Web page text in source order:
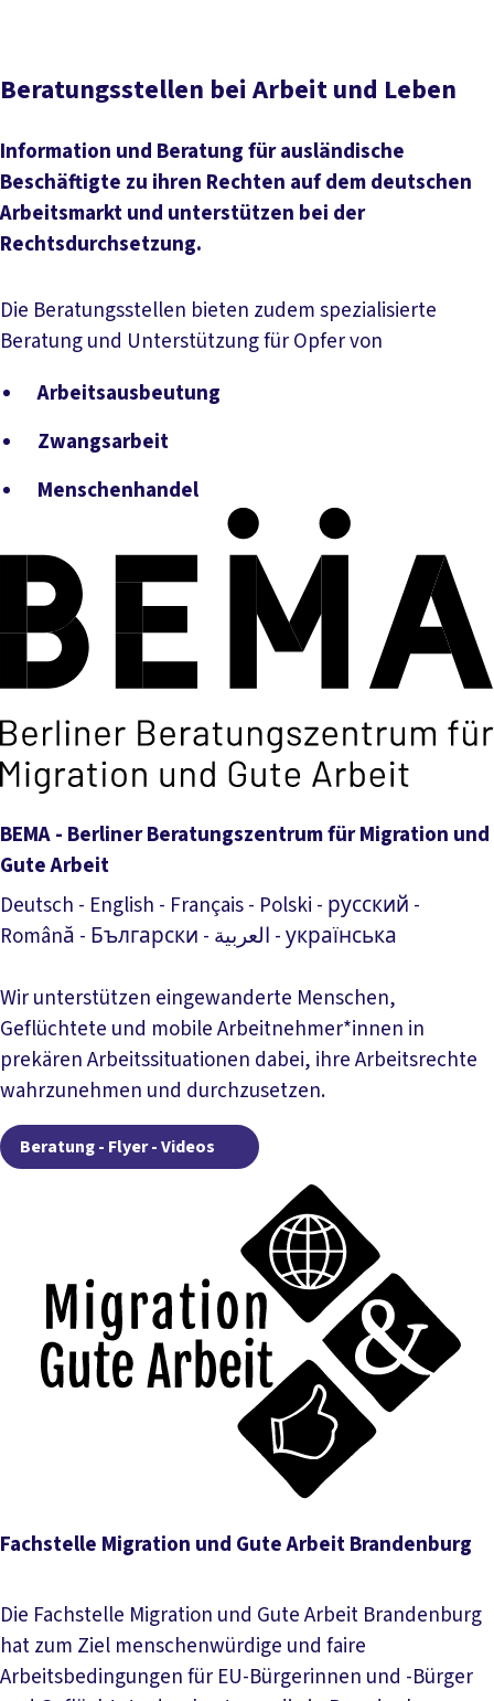
Beratungsstellen bei Arbeit und Leben
Information und Beratung für ausländische
Beschäftigte zu ihren Rechten auf dem deutschen
Arbeitsmarkt und unterstützen bei der
Rechtsdurchsetzung.
Die Beratungsstellen bieten zudem spezialisierte
Beratung und Unterstützung für Opfer von
Arbeitsausbeutung
Zwangsarbeit
Menschenhandel
BEMA - Berliner Beratungszentrum für Migration und
Gute Arbeit
Deutsch - English - Français - Polski - русский -
Română - Български - العربية - українська
Wir unterstützen eingewanderte Menschen,
Geflüchtete und mobile Arbeitnehmer*innen in
prekären Arbeitssituationen dabei, ihre Arbeitsrechte
wahrzunehmen und durchzusetzen.
Beratung - Flyer - Videos
Fachstelle Migration und Gute Arbeit Brandenburg
Die Fachstelle Migration und Gute Arbeit Brandenburg
hat zum Ziel menschenwürdige und faire
Arbeitsbedingungen für EU-Bürgerinnen und -Bürger